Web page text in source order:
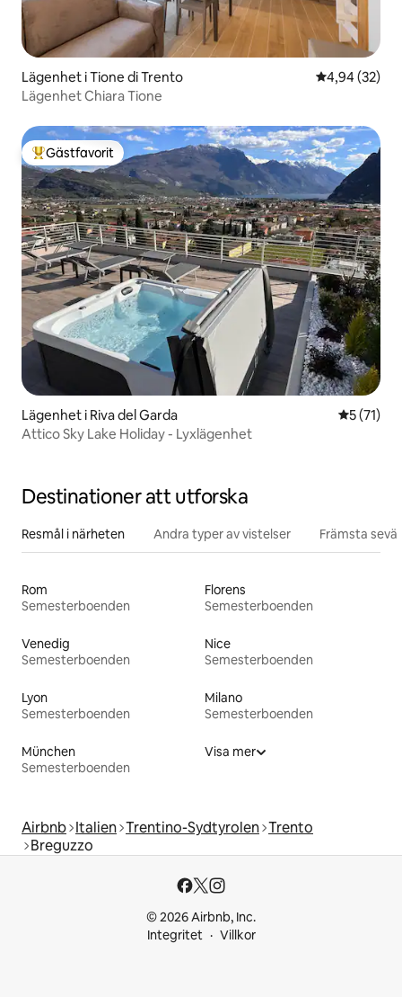
Lägenhet i Tione di Trento 4,94 av 5 i
4,94 (32)
Lägenhet Chiara Tione
Populär gästfavorit
Gästfavorit
Lägenhet i Riva del Garda 5 av 5 i
5 (71)
Attico Sky Lake Holiday - Lyxlägenhet
Destinationer att utforska
Resmål i närheten Andra typer av vistelser Främsta
Rom
Semesterboenden
Florens
Semesterboenden
Venedig
Semesterboenden
Nice
Semesterboenden
Lyon
Semesterboenden
Milano
Semesterboenden
München
Semesterboenden
Visa mer
Airbnb Italien Trentino-Sydtyrolen Trento
Breguzzo
© 2026 Airbnb, Inc.
Integritet
Villkor